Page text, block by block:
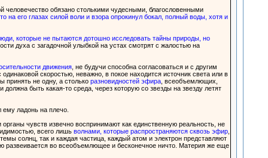
человечество обязано столькими чудесными, благословенными
на его глазах силой воли и взора опрокинул бокал, полный воды, хотя и
которые не пытаются дотошно исследовать тайны природы, но
духа с загадочной улыбкой на устах смотрят с жалостью на
движения, не будучи способна согласоваться и с другим
скоростью, неважно, в покое находится источник света или в
принять не одну, а столько разновидностей эфира, всеобъемлющих,
быть какая-то среда, через которую со звезды на звезду летят
ему ладонь на плечо.
чувств извечно воспринимают как единственную реальность, не
всего лишь волнами, которые распространяются сквозь эфир,
солнц, так и каждая частица, каждый атом и электрон представляют
развеивается во всеобъемлющее и бесконечное ничто. Материя же еще